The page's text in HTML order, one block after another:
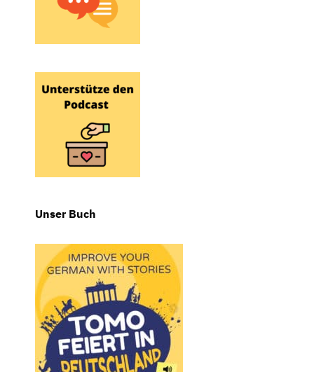
Unser Buch